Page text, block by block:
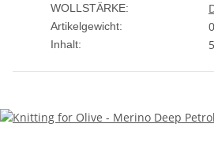
WOLLSTÄRKE:
Artikelgewicht:
Inhalt: